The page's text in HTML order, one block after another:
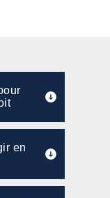
en